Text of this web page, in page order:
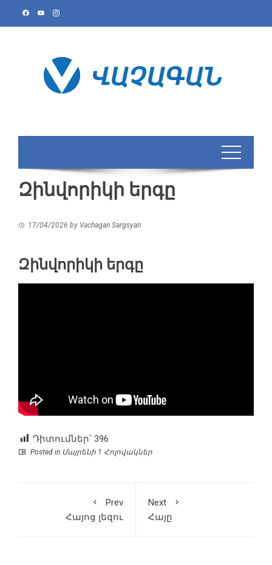
Զինվորիկի երգը
17/04/2026 by Vachagan Sargsyan
Զինվորիկի երգը
Դիտումներ՝ 396
Posted in Մայրենի 1 Հոլովակներ
Prev
Հայոց լեզու
Next
Հայը